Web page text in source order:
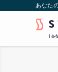
あなた